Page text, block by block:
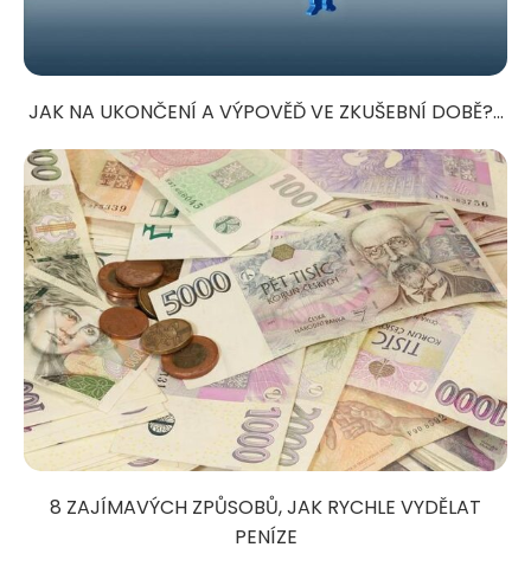
JAK NA UKONČENÍ A VÝPOVĚĎ VE ZKUŠEBNÍ DOBĚ?...
8 ZAJÍMAVÝCH ZPŮSOBŮ, JAK RYCHLE VYDĚLAT
PENÍZE